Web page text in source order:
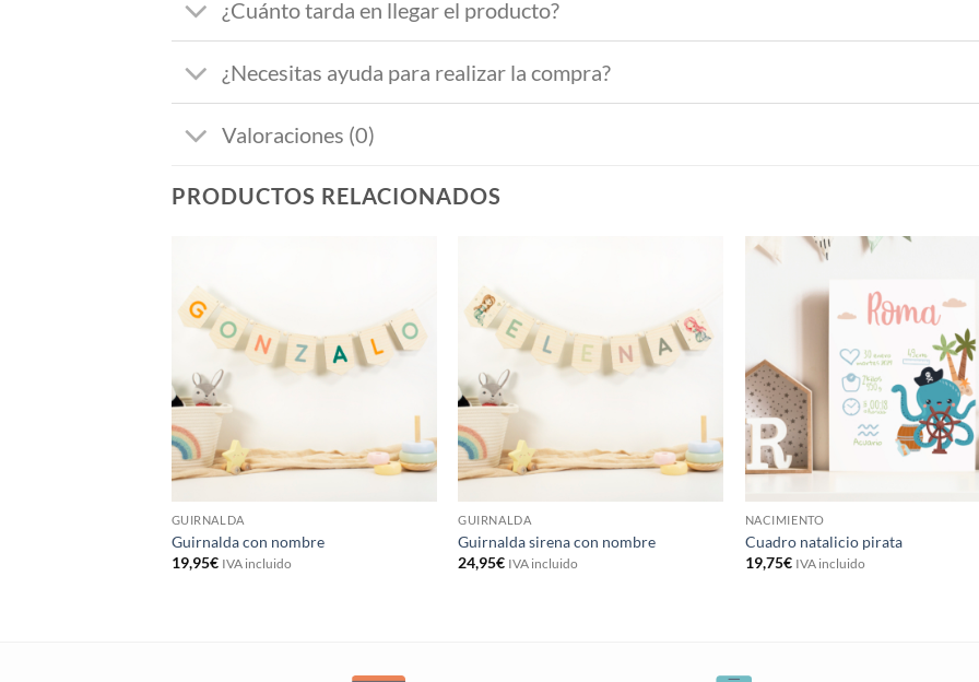
¿Cuánto tarda en llegar el producto?
¿Necesitas ayuda para realizar la compra?
Valoraciones (0)
PRODUCTOS RELACIONADOS
GUIRNALDA
Guirnalda con nombre
19,95€ IVA incluido
GUIRNALDA
Guirnalda sirena con nombre
24,95€ IVA incluido
NACIMIENTO
Cuadro natalicio pirata
19,75€ IVA incluido